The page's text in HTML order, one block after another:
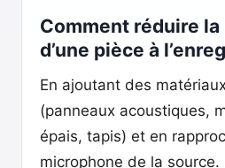
Comment réduire
d’une pièce à
En ajoutant des
(panneaux acoustiques,
épais, tapis) et en
microphone de la source.